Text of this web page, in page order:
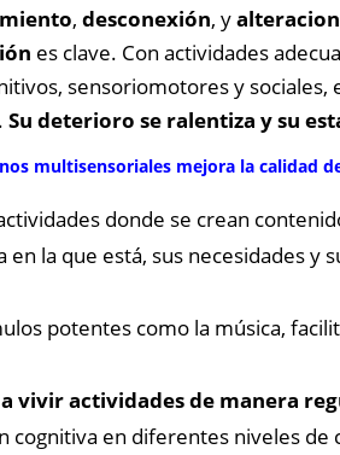
, desconexión, y
es clave. Con actividades
sensoriomotores y
Su deterioro se ralentiza y su
multisensoriales mejora la calidad
donde se crean
en la que está, sus necesidades
potentes como la música,
vivir actividades de manera
cognitiva en diferentes niveles de